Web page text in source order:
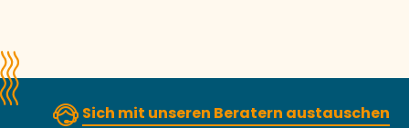
Sich mit unseren Beratern austauschen